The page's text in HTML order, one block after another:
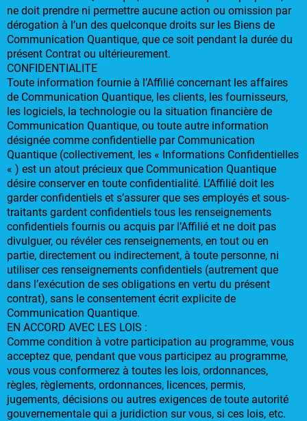
ne doit prendre ni permettre aucune action ou omission par
dérogation à l’un des quelconque droits sur les Biens de
Communication Quantique, que ce soit pendant la durée du
présent Contrat ou ultérieurement.
CONFIDENTIALITE
Toute information fournie à l’Affilié concernant les affaires
de Communication Quantique, les clients, les fournisseurs,
les logiciels, la technologie ou la situation financière de
Communication Quantique, ou toute autre information
désignée comme confidentielle par Communication
Quantique (collectivement, les « Informations Confidentielles
« ) est un atout précieux que Communication Quantique
désire conserver en toute confidentialité. L’Affilié doit les
garder confidentiels et s’assurer que ses employés et sous-
traitants gardent confidentiels tous les renseignements
confidentiels fournis ou acquis par l’Affilié et ne doit pas
divulguer, ou révéler ces renseignements, en tout ou en
partie, directement ou indirectement, à toute personne, ni
utiliser ces renseignements confidentiels (autrement que
dans l’exécution de ses obligations en vertu du présent
contrat), sans le consentement écrit explicite de
Communication Quantique.
EN ACCORD AVEC LES LOIS :
Comme condition à votre participation au programme, vous
acceptez que, pendant que vous participez au programme,
vous vous conformerez à toutes les lois, ordonnances,
règles, règlements, ordonnances, licences, permis,
jugements, décisions ou autres exigences de toute autorité
gouvernementale qui a juridiction sur vous, si ces lois, etc.